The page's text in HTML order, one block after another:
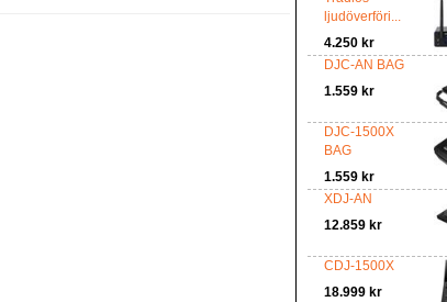
ljudöverföri...
4.250 kr
DJC-AN BAG
1.559 kr
DJC-1500X
BAG
1.559 kr
XDJ-AN
12.859 kr
CDJ-1500X
18.999 kr